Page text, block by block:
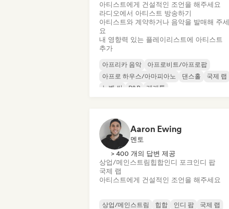
아티스트에게 건설적인 조언을 해주세요
라디오에서 아티스트 방송하기
아티스트와 계약하거나 음악을 발매해 주세
요
내 영향력 있는 플레이리스트에 아티스트
추가
아프리카 음악
아프로비트/아프로팝
아프로 하우스/아마피아노
댄스홀
국제 랩
누벨 씬
R&B 레게톤
Aaron Ewing
멘토
> 400 개의 답변 제공
상업/메인스트림힙합인디 포크인디 팝
국제 랩
아티스트에게 건설적인 조언을 해주세요
상업/메인스트림 힙합 인디 팝
국제 랩